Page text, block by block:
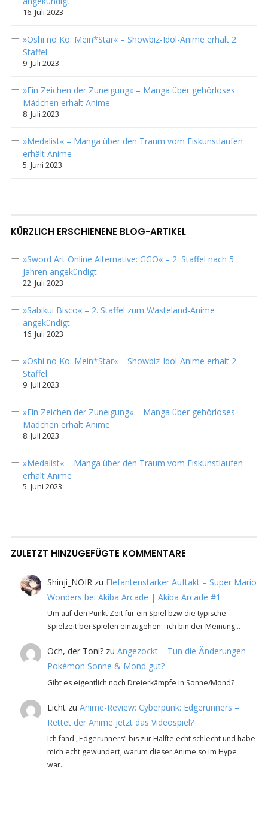
16. Juli 2023
»Oshi no Ko: Mein*Star« – Showbiz-Idol-Anime erhält 2.
Staffel
9. Juli 2023
»Ein Zeichen der Zuneigung« – Manga über gehörloses
Mädchen erhält Anime
8. Juli 2023
»Medalist« – Manga über den Traum vom Eiskunstlaufen
erhält Anime
5. Juni 2023
KÜRZLICH ERSCHIENENE BLOG-ARTIKEL
»Sword Art Online Alternative: GGO« – 2. Staffel nach 5
Jahren angekündigt
22. Juli 2023
»Sabikui Bisco« – 2. Staffel zum Wasteland-Anime
angekündigt
16. Juli 2023
»Oshi no Ko: Mein*Star« – Showbiz-Idol-Anime erhält 2.
Staffel
9. Juli 2023
»Ein Zeichen der Zuneigung« – Manga über gehörloses
Mädchen erhält Anime
8. Juli 2023
»Medalist« – Manga über den Traum vom Eiskunstlaufen
erhält Anime
5. Juni 2023
ZULETZT HINZUGEFÜGTE KOMMENTARE
Shinji_NOIR zu Elefantenstarker Auftakt – Super Mario
Wonders bei Akiba Arcade | Akiba Arcade #1
Um auf den Punkt Zeit für ein Spiel bzw die typische
Spielzeit bei Spielen einzugehen - ich bin der Meinung…
Och, der Toni? zuAngezockt – Tun die Änderungen
Pokémon Sonne & Mond gut?
Gibt es eigentlich noch Dreierkämpfe in Sonne/Mond?
Licht zuAnime-Review: Cyberpunk: Edgerunners –
Rettet der Anime jetzt das Videospiel?
Ich fand „Edgerunners" bis zur Hälfte echt schlecht und habe
mich echt gewundert, warum dieser Anime so im Hype
war…